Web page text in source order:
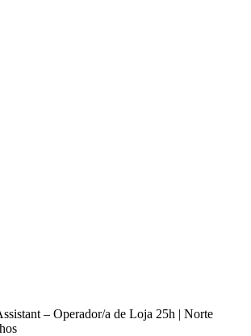
– Operador/a de Loja 25h | Norte